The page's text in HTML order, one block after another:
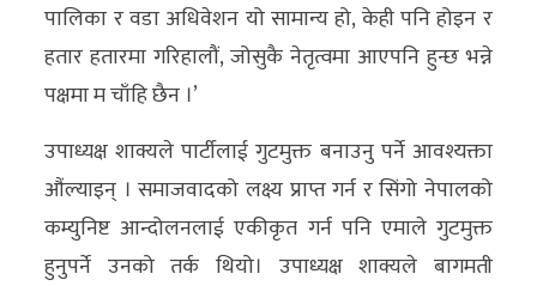
पालिका र वडा अधिवेशन यो सामान्य हो, केही पनि होइन र
हतार हतारमा गरिहालौं, जोसुकै नेतृत्वमा आएपनि हुन्छ भन्ने
पक्षमा म चाँहि छैन ।’
उपाध्यक्ष शाक्यले पार्टीलाई गुटमुक्त बनाउनु पर्ने आवश्यक्ता
औंल्याइन् । समाजवादको लक्ष्य प्राप्त गर्न र सिंगो नेपालको
कम्युनिष्ट आन्दोलनलाई एकीकृत गर्न पनि एमाले गुटमुक्त
हुनुपर्ने उनको तर्क थियो। उपाध्यक्ष शाक्यले बागमती